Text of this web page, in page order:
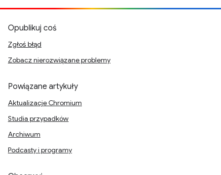
Opublikuj coś
Zgłoś błąd
Zobacz nierozwiązane problemy
Powiązane artykuły
Aktualizacje Chromium
Studia przypadków
Archiwum
Podcasty i programy